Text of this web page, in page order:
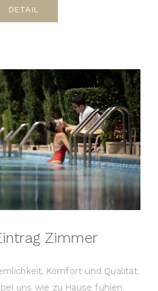
DETAIL
Zimmer
Komfort und Qualität.
uns wie zu Hause fühlen.